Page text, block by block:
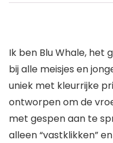
Ik ben Blu Whale, het
bij alle meisjes en
uniek met kleurrijke
ontworpen om de
met gespen aan te
alleen “vastklikken”